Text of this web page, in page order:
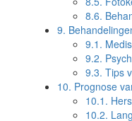
8.6.
9.
9.1.
9.2.
9.3. Tips
10. Prognose
10.1.
10.2.